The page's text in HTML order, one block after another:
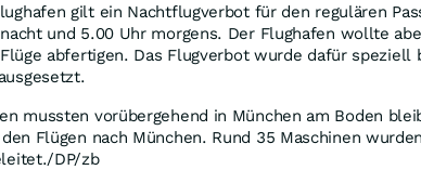
gilt ein Nachtflugverbot für den regulären
und 5.00 Uhr morgens. Der Flughafen wollte
abfertigen. Das Flugverbot wurde dafür speziell
mussten vorübergehend in München am Boden
Flügen nach München. Rund 35 Maschinen
DP/zb